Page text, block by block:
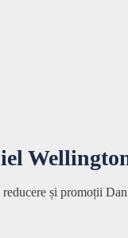
și promoții